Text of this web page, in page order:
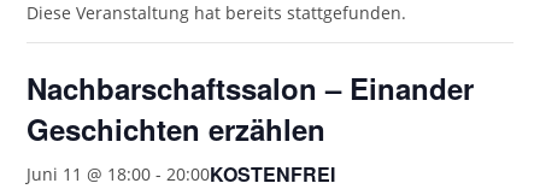
Diese Veranstaltung hat bereits stattgefunden.
Nachbarschaftssalon – Einander
Geschichten erzählen
Juni 11 @ 18:00 -20:00KOSTENFREI